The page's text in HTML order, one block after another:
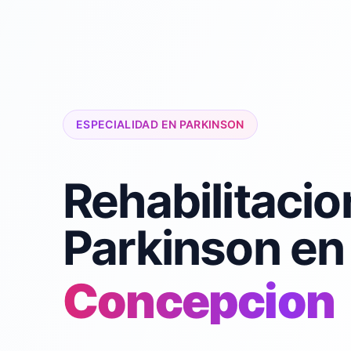
ESPECIALIDAD EN PARKINSON
Parkinson en
Concepcion